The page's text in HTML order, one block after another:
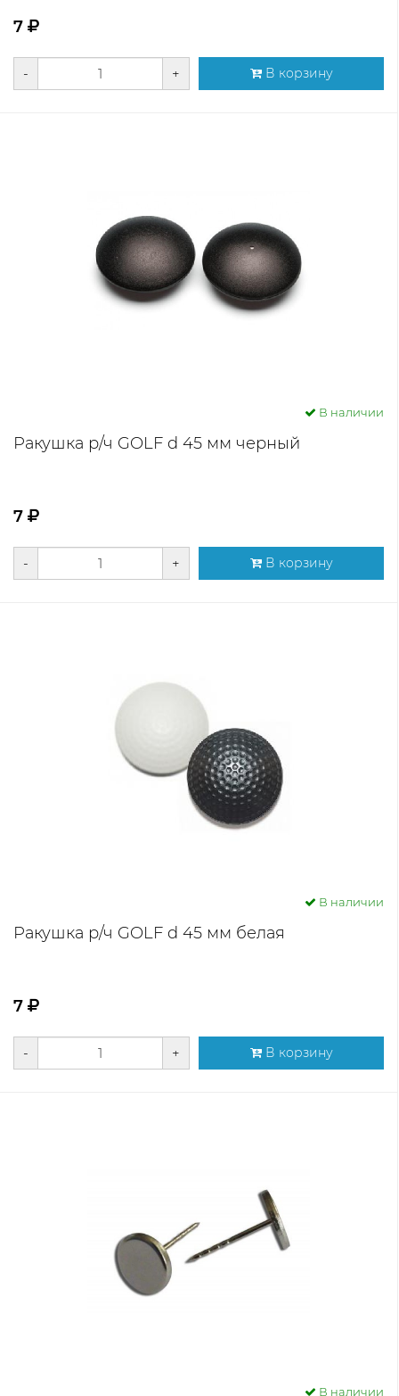
7
- + В корзину
В наличии
Ракушка р/ч GOLF d 45 мм черный
7
- + В корзину
В наличии
Ракушка р/ч GOLF d 45 мм белая
7
- + В корзину
В наличии